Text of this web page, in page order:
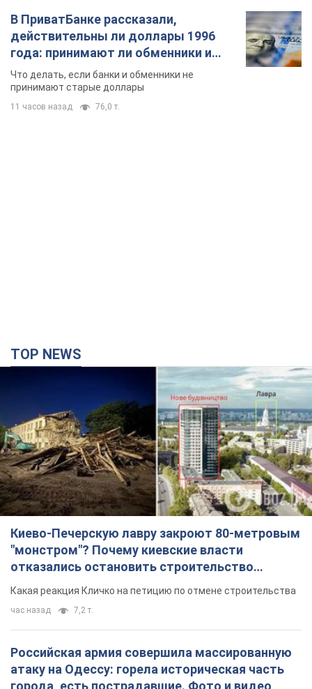
В ПриватБанке рассказали,
действительны ли доллары 1996
года: принимают ли обменники и
банки такие купюры
Что делать, если банки и обменники не
принимают старые доллары
11 часов назад 76,0 т.
TOP NEWS
Киево-Печерскую лавру закроют 80-метровым
"монстром"? Почему киевские власти
отказались остановить строительство
небоскреба "московского верующего"
Какая реакция Кличко на петицию по отмене строительства
час назад 7,2 т.
Российская армия совершила массированную
атаку на Одессу: горела историческая часть